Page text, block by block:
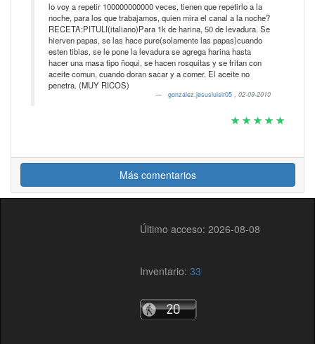
lo voy a repetir 100000000000 veces, tienen que repetirlo a la
noche, para los que trabajamos, quien mira el canal a la noche?
RECETA:PITULI(italiano)Para 1k de harina, 50 de levadura. Se
hierven papas, se las hace pure(solamente las papas)cuando
esten tibias, se le pone la levadura se agrega harina hasta
hacer una masa tipo ñoqui, se hacen rosquitas y se fritan con
aceite comun, cuando doran sacar y a comer. El aceite no
penetra. (MUY RICOS)
gonzalez.jesusluisir05 , 02-09-2010
Más comentarios
Último acceso: 2026-08-08
Inventario:33